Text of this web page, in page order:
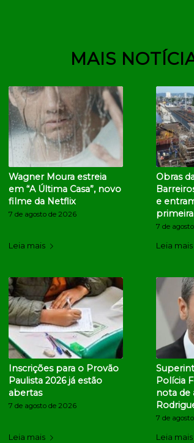
MAIS
Wagner Moura estreia
em “A Última Casa”, novo
filme da Netflix
7 de agosto de 2026
Leia mais
Obras
e
7 de
Leia mais
Inscrições para o Provão
Paulista 2026 já estão
abertas
7 de agosto de 2026
Leia mais
Polícia
nota de
7 de
Leia mais